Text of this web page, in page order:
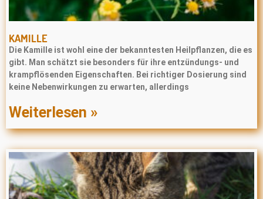
KAMILLE
Die Kamille ist wohl eine der bekanntesten Heilpflanzen, die es
gibt. Man schätzt sie besonders für ihre entzündungs- und
krampflösenden Eigenschaften. Bei richtiger Dosierung sind
keine Nebenwirkungen zu erwarten, allerdings
Weiterlesen »